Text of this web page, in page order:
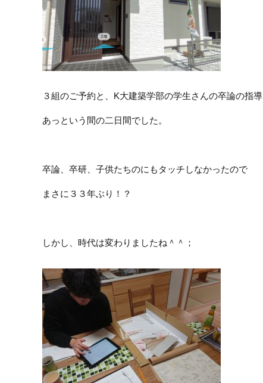
３組のご予約と、K大建築学部の学生さんの卒論の指導
あっという間の二日間でした。
卒論、卒研、子供たちのにもタッチしなかったので
まさに３３年ぶり！？
しかし、時代は変わりましたね＾＾；